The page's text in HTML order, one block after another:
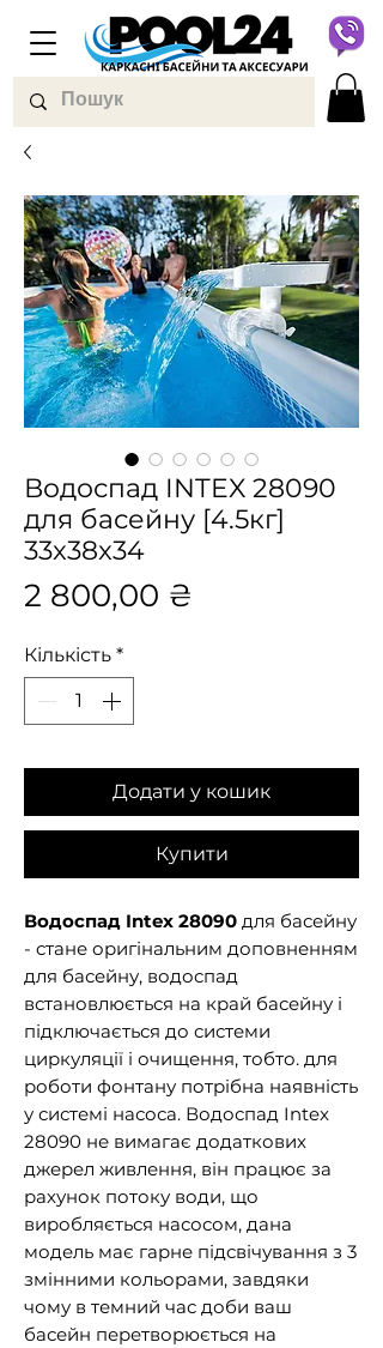
Водоспад INTEX 28090
для басейну [4.5кг]
33x38x34
2 800,00 ₴
Кількість *
Додати у кошик
Купити
Водоспад Intex 28090 для басейну
- стане оригінальним доповненням
для басейну, водоспад
встановлюється на край басейну і
підключається до системи
циркуляції і очищення, тобто. для
роботи фонтану потрібна наявність
у системі насоса. Водоспад Intex
28090 не вимагає додаткових
джерел живлення, він працює за
рахунок потоку води, що
виробляється насосом, дана
модель має гарне підсвічування з 3
змінними кольорами, завдяки
чому в темний час доби ваш
басейн перетворюється на